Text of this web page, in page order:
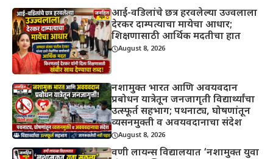
आई-वडिलांचे छत्र हरवलेल्या उज्वलाला
देरकर दाम्पत्याचा मायेचा आधार;
शिक्षणासाठी आर्थिक मदतीचा हात
August 8, 2026
नशामुक्त भारत आणि अवयवदान
प्रबोधन यात्रेतून जनजागृती विद्यार्थ्यांचा
उत्स्फूर्त सहभाग; पथनाट्य, घोषणांतून
व्यसनमुक्ती व अवयवदानाचा संदेश
August 8, 2026
वणी लायन्स विद्यालयात ‘नशामुक्त युवा